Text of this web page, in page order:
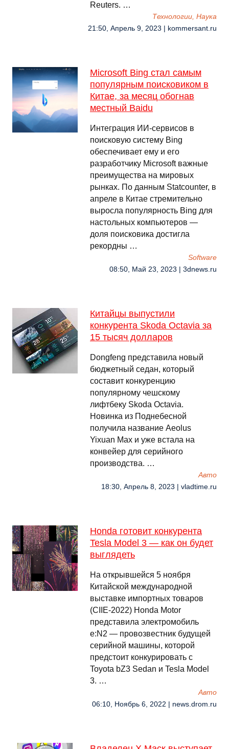
Reuters. …
Технологии, Наука
21:50, Апрель 9, 2023 | kommersant.ru
Microsoft Bing стал самым
популярным поисковиком в
Китае, за месяц обогнав
местный Baidu
Интеграция ИИ-сервисов в
поисковую систему Bing
обеспечивает ему и его
разработчику Microsoft важные
преимущества на мировых
рынках. По данным Statcounter, в
апреле в Китае стремительно
выросла популярность Bing для
настольных компьютеров —
доля поисковика достигла
рекордны …
Software
08:50, Май 23, 2023 | 3dnews.ru
Китайцы выпустили
конкурента Skoda Octavia за
15 тысяч долларов
Dongfeng представила новый
бюджетный седан, который
составит конкуренцию
популярному чешскому
лифтбеку Skoda Octavia.
Новинка из Поднебесной
получила название Aeolus
Yixuan Max и уже встала на
конвейер для серийного
производства. …
Авто
18:30, Апрель 8, 2023 | vladtime.ru
Honda готовит конкурента
Tesla Model 3 — как он будет
выглядеть
На открывшейся 5 ноября
Китайской международной
выставке импортных товаров
(CIIE-2022) Honda Motor
представила электромобиль
e:N2 — провозвестник будущей
серийной машины, которой
предстоит конкурировать с
Toyota bZ3 Sedan и Tesla Model
3. …
Авто
06:10, Ноябрь 6, 2022 | news.drom.ru